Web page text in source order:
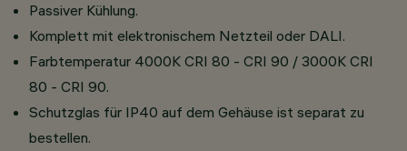
Passiver Kühlung.
Komplett mit elektronischem Netzteil oder DALI.
Farbtemperatur 4000K CRI 80 - CRI 90 / 3000K CRI
80 - CRI 90.
Schutzglas für IP40 auf dem Gehäuse ist separat zu
bestellen.